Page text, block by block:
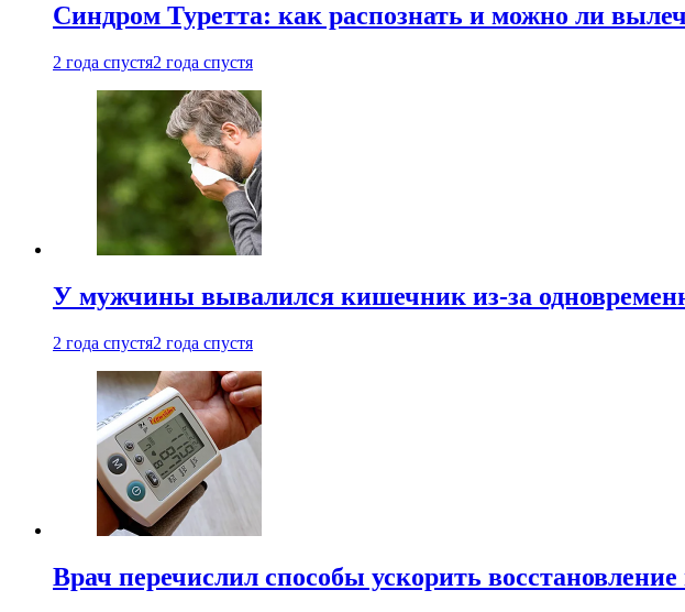
Синдром Туретта: как распознать и можно ли
2 года спустя2 года спустя
У мужчины вывалился кишечник из-за
2 года спустя2 года спустя
Врач перечислил способы ускорить восстановление